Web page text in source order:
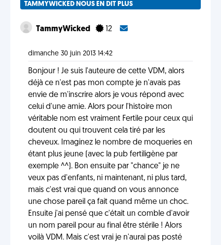
TAMMYWICKED NOUS EN DIT PLUS
TammyWicked 12
dimanche 30 juin 2013 14:42
Bonjour ! Je suis l'auteure de cette VDM, alors
déjà ce n'est pas mon compte je n'avais pas
envie de m'inscrire alors je vous répond avec
celui d'une amie. Alors pour l'histoire mon
véritable nom est vraiment Fertile pour ceux qui
doutent ou qui trouvent cela tiré par les
cheveux. Imaginez le nombre de moqueries en
étant plus jeune (avec la pub fertiligène par
exemple ^^). Bon ensuite par "chance" je ne
veux pas d'enfants, ni maintenant, ni plus tard,
mais c'est vrai que quand on vous annonce
une chose pareil ça fait quand même un choc.
Ensuite j'ai pensé que c'était un comble d'avoir
un nom pareil pour au final être stérile ! Alors
voilà VDM. Mais c'est vrai je n'aurai pas posté